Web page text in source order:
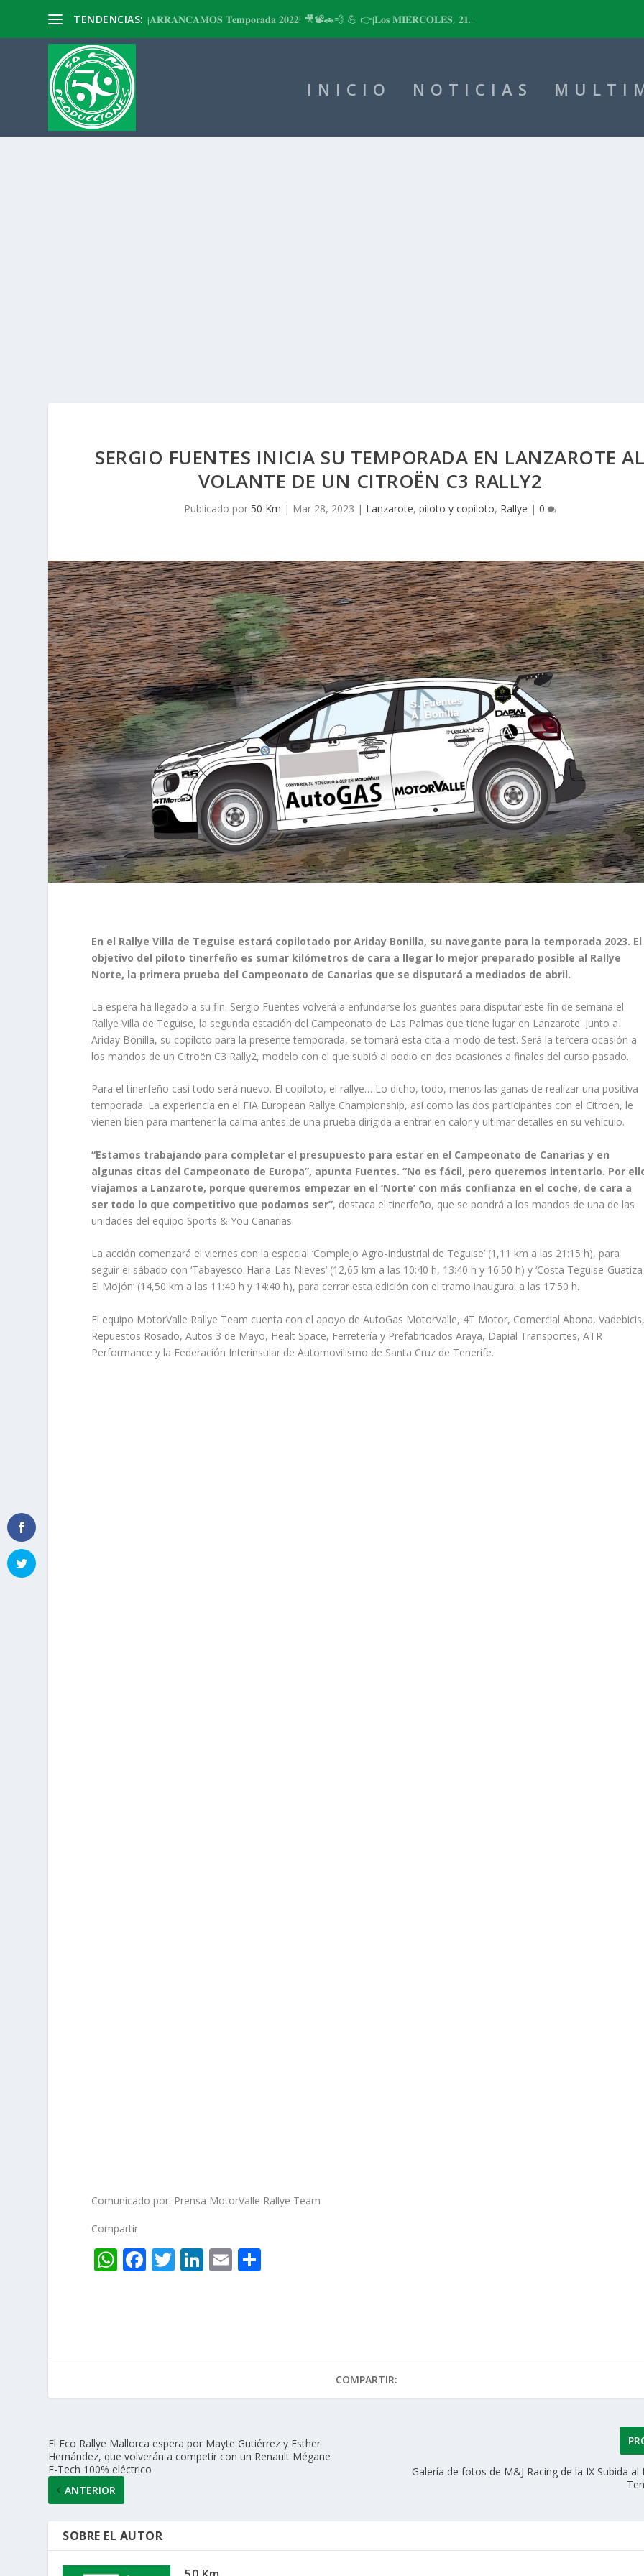
TENDENCIAS: ¡𝐀𝐑𝐑𝐀𝐍𝐂𝐀𝐌𝐎𝐒 𝐓𝐞𝐦𝐩𝐨𝐫𝐚𝐝𝐚 𝟐𝟎𝟐𝟐! 🎥📽🚗💨 💪 👉¡𝐋𝐨𝐬 𝐌𝐈𝐄́𝐑𝐂𝐎𝐋𝐄𝐒, 𝟐𝟏...
INICIO NOTICIAS
SERGIO FUENTES INICIA SU TEMPORADA EN LANZAROTE
VOLANTE DE UN CITROËN C3 RALLY2
Publicado por 50 Km | Mar 28, 2023 | Lanzarote, piloto y copiloto, Rallye | 0
En el Rallye Villa de Teguise estará copilotado por Ariday Bonilla, su navegante para la temporada 2023. El
objetivo del piloto tinerfeño es sumar kilómetros de cara a llegar lo mejor preparado posible al Rallye
Norte, la primera prueba del Campeonato de Canarias que se disputará a mediados de abril.
La espera ha llegado a su fin. Sergio Fuentes volverá a enfundarse los guantes para disputar este fin de semana el
Rallye Villa de Teguise, la segunda estación del Campeonato de Las Palmas que tiene lugar en Lanzarote. Junto a
Ariday Bonilla, su copiloto para la presente temporada, se tomará esta cita a modo de test. Será la tercera ocasión a
los mandos de un Citroën C3 Rally2, modelo con el que subió al podio en dos ocasiones a finales del curso pasado.
Para el tinerfeño casi todo será nuevo. El copiloto, el rallye… Lo dicho, todo, menos las ganas de realizar una positiva
temporada. La experiencia en el FIA European Rallye Championship, así como las dos participantes con el Citroën, le
vienen bien para mantener la calma antes de una prueba dirigida a entrar en calor y ultimar detalles en su vehículo.
“Estamos trabajando para completar el presupuesto para estar en el Campeonato de Canarias y en
algunas citas del Campeonato de Europa”, apunta Fuentes. “No es fácil, pero queremos intentarlo. Por
viajamos a Lanzarote, porque queremos empezar en el ‘Norte’ con más confianza en el coche, de cara a
ser todo lo que competitivo que podamos ser”, destaca el tinerfeño, que se pondrá a los mandos de una de las
unidades del equipo Sports & You Canarias.
La acción comenzará el viernes con la especial ‘Complejo Agro-Industrial de Teguise’ (1,11 km a las 21:15 h), para
seguir el sábado con ‘Tabayesco-Haría-Las Nieves’ (12,65 km a las 10:40 h, 13:40 h y 16:50 h) y ‘Costa Teguise-
El Mojón’ (14,50 km a las 11:40 h y 14:40 h), para cerrar esta edición con el tramo inaugural a las 17:50 h.
El equipo MotorValle Rallye Team cuenta con el apoyo de AutoGas MotorValle, 4T Motor, Comercial Abona,
Repuestos Rosado, Autos 3 de Mayo, Healt Space, Ferretería y Prefabricados Araya, Dapial Transportes, ATR
Performance y la Federación Interinsular de Automovilismo de Santa Cruz de Tenerife.
Comunicado por: Prensa MotorValle Rallye Team
Compartir
W
A
p
F
o
k
T Li
dI
E
ar
r
COMPARTIR:
El Eco Rallye Mallorca espera por Mayte Gutiérrez y Esther
Hernández, que volverán a competir con un Renault Mégane
E-Tech 100% eléctrico
ANTERIOR
Galería de fotos de M&J Racing de la IX Subida
SOBRE EL AUTOR